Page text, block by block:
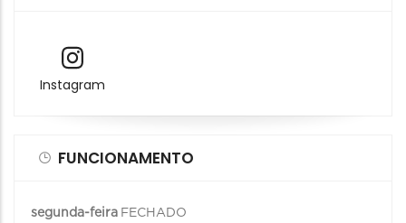
Instagram
FUNCIONAMENTO
segunda-feira FECHADO